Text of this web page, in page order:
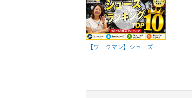
【ワークマン】シューズ売